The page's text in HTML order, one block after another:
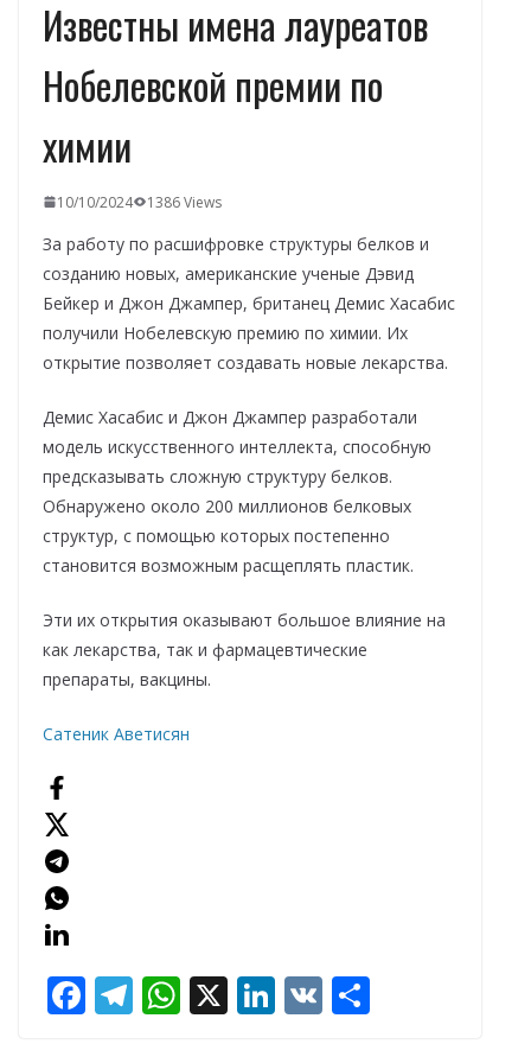
Известны имена лауреатов
Нобелевской премии по
химии
10/10/2024 1386 Views
За работу по расшифровке структуры белков и
созданию новых, американские ученые Дэвид
Бейкер и Джон Джампер, британец Демис Хасабис
получили Нобелевскую премию по химии. Их
открытие позволяет создавать новые лекарства.
Демис Хасабис и Джон Джампер разработали
модель искусственного интеллекта, способную
предсказывать сложную структуру белков.
Обнаружено около 200 миллионов белковых
структур, с помощью которых постепенно
становится возможным расщеплять пластик.
Эти их открытия оказывают большое влияние на
как лекарства, так и фармацевтические
препараты, вакцины.
Сатеник Аветисян
F T W X Li V